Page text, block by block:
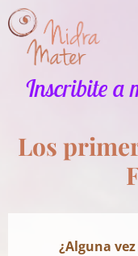
Inscribite a
Los
¿Alguna